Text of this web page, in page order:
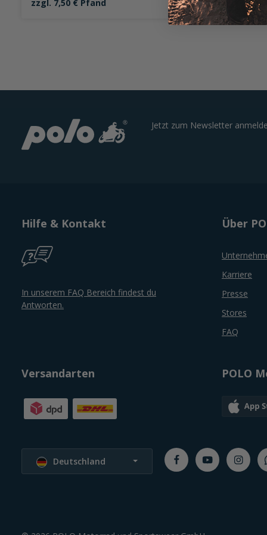
zzgl. 7,50 € Pfand
Jetzt zum Newsletter
Hilfe & Kontakt
In unserem FAQ Bereich findest du
Antworten.
Über
Karriere
Presse
Stores
FAQ
Versandarten POLO
Sprache wählen
Deutschland